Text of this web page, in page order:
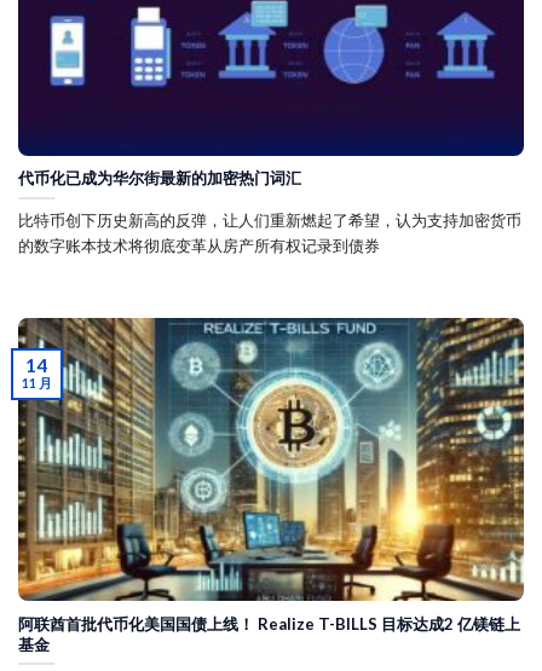
代币化已成为华尔街最新的加密热门词汇
比特币创下历史新高的反弹，让人们重新燃起了希望，认为支持加密货币
的数字账本技术将彻底变革从房产所有权记录到债券
阿联酋首批代币化美国国债上线！ Realize T-BILLS 目标达成2 亿镁链上
基金
14
11 月